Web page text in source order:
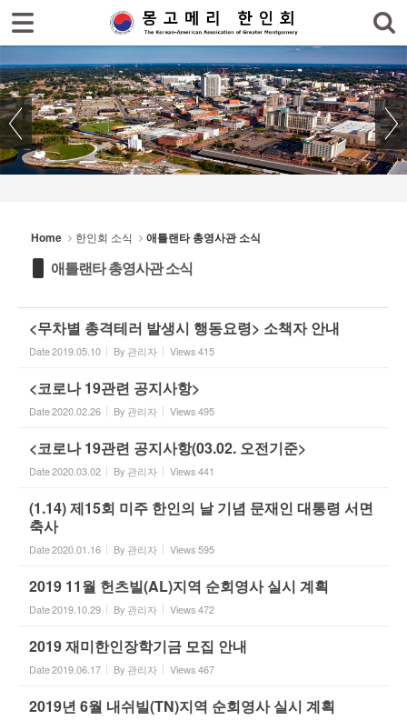
Home 한인회 소식 애틀랜타 총영사관 소식
애틀랜타 총영사관 소식
<무차별 총격테러 발생시 행동요령> 소책자 안내
Date2019.05.10 By 관리자 Views415
<코로나 19관련 공지사항>
Date2020.02.26 By 관리자 Views495
<코로나 19관련 공지사항(03.02. 오전기준>
Date2020.03.02 By 관리자 Views441
(1.14) 제15회 미주 한인의 날 기념 문재인 대통령 서면
축사
Date2020.01.16 By 관리자 Views595
2019 11월 헌츠빌(AL)지역 순회영사 실시 계획
Date2019.10.29 By 관리자 Views472
2019 재미한인장학기금 모집 안내
Date2019.06.17 By 관리자 Views467
2019년 6월 내쉬빌(TN)지역 순회영사 실시 계획
로그인 회원가입
한인회
한인회 소식
- 공지사항
- 몽고메리 한인회 이모저모
- 사진으로 보는 한인회
한인회 커뮤니티
한인 회원&협찬사
Sketchbook5, 스케치북5
Sketchbook5, 스케치북5